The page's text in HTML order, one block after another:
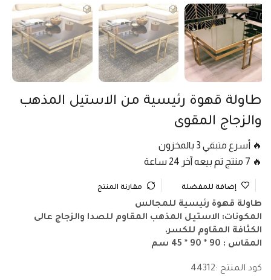
طاولة قهوة رئيسية من الاستيل المذهب
والزجاج المقوى
🔥 أسرع متبقي 3 بالمخزون
🔥 7 منتج تم بيعه آخر 24 ساعة
إضافة للمفضلة مقارنة المنتج
طاولة قهوة رئيسية للمجالس
المكونات: الاستيل المذهب المقاوم للصدا والزجاج عالى
الكثافة المقاوم للكسر.
المقاس : 90 * 90 * 45 سم
كود المنتج :44312